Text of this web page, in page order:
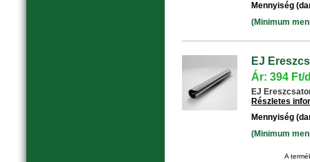
Mennyiség
(Minimum
EJ
Ár: 394 Ft/
EJ
Részletes
Mennyiség
(Minimum
A